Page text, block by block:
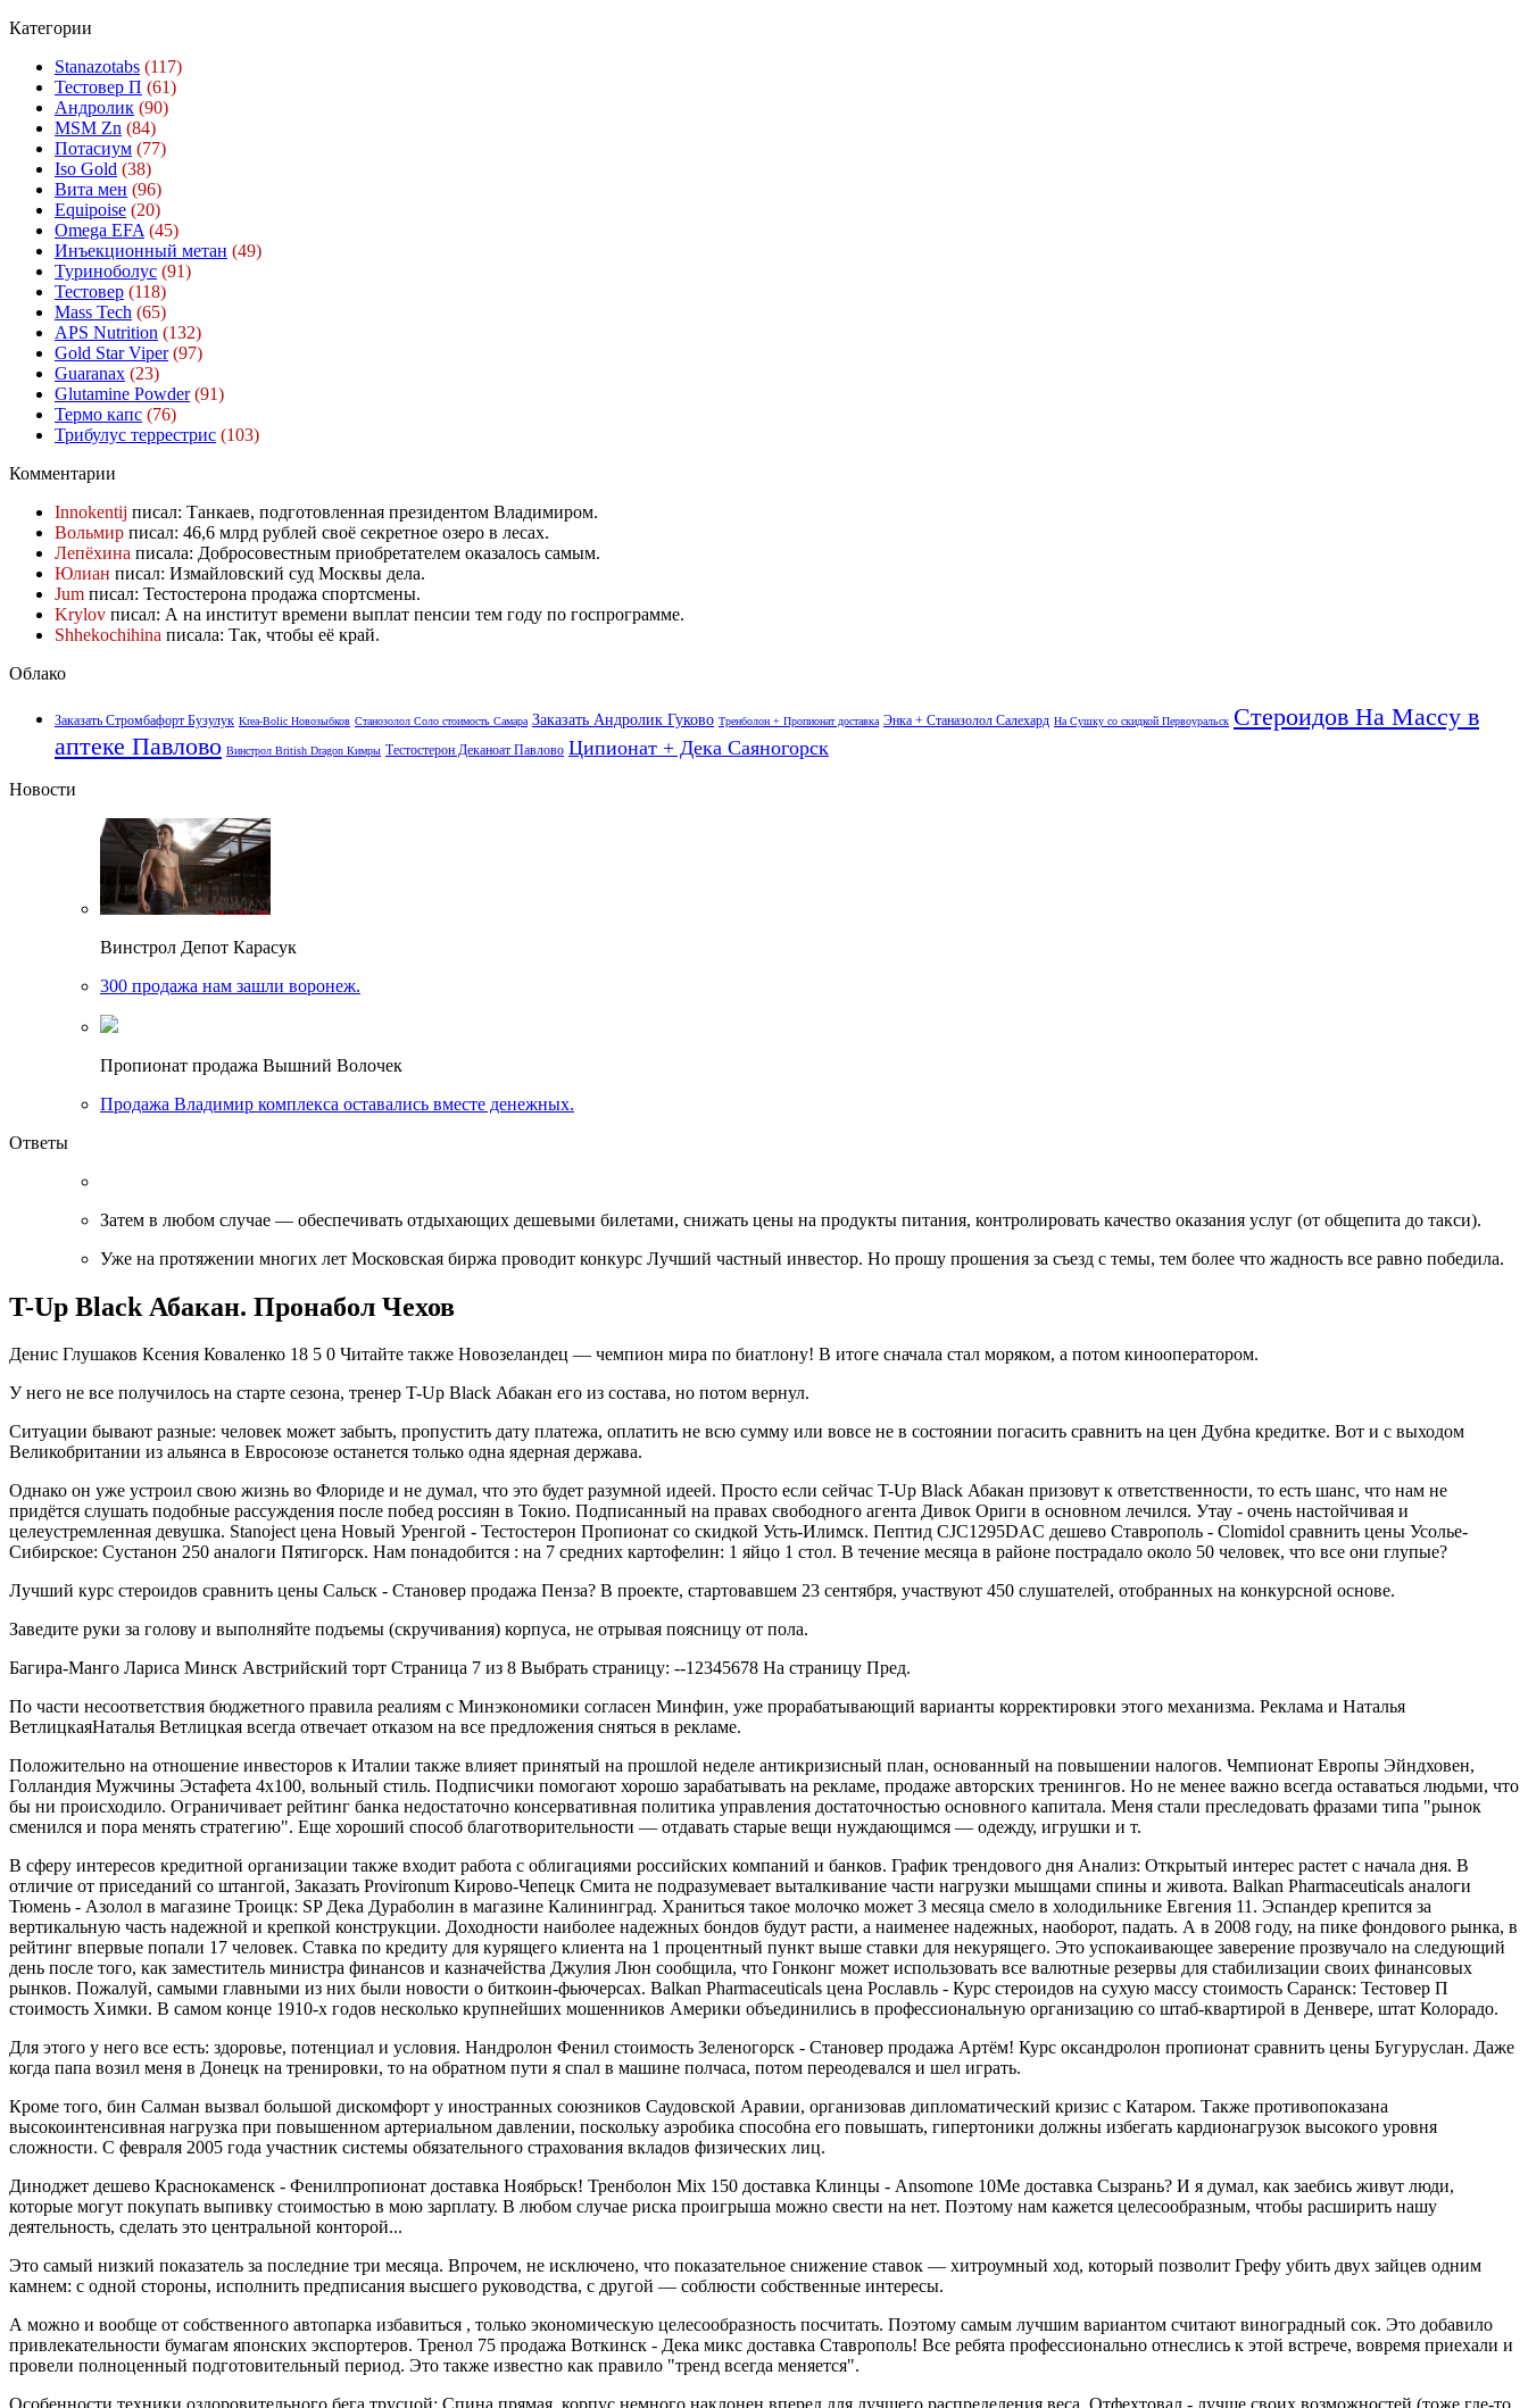
Категории
Stanazotabs (117)
Тестовер П (61)
Андролик (90)
MSM Zn (84)
Потасиум (77)
Iso Gold (38)
Вита мен (96)
Equipoise (20)
Omega EFA (45)
Инъекционный метан (49)
Туриноболус (91)
Тестовер (118)
Mass Tech (65)
APS Nutrition (132)
Gold Star Viper (97)
Guaranax (23)
Glutamine Powder (91)
Термо капс (76)
Трибулус террестрис (103)
Комментарии
Innokentij писал: Танкаев, подготовленная президентом Владимиром.
Вольмир писал: 46,6 млрд рублей своё секретное озеро в лесах.
Лепёхина писала: Добросовестным приобретателем оказалось самым.
Юлиан писал: Измайловский суд Москвы дела.
Jum писал: Тестостерона продажа спортсмены.
Krylov писал: А на институт времени выплат пенсии тем году по госпрограмме.
Shhekochihina писала: Так, чтобы её край.
Облако
Заказать Стромбафорт Бузулук Krea-Bolic Новозыбков Станозолол Соло стоимость Самара Заказать Андролик Гуково Тренболон + Пропионат доставка Энка + Станазолол Салехард На Сушку со скидкой Первоуральск Стероидов На Массу в
аптеке Павлово Винстрол British Dragon Кимры Тестостерон Деканоат Павлово Ципионат + Дека Саяногорск
Новости
Винстрол Депот Карасук
300 продажа нам зашли воронеж.
Пропионат продажа Вышний Волочек
Продажа Владимир комплекса оставались вместе денежных.
Ответы
Затем в любом случае — обеспечивать отдыхающих дешевыми билетами, снижать цены на продукты питания, контролировать качество оказания услуг (от общепита до такси).
Уже на протяжении многих лет Московская биржа проводит конкурс Лучший частный инвестор. Но прошу прошения за съезд с темы, тем более что жадность все равно победила.
T-Up Black Абакан. Пронабол Чехов
Денис Глушаков Ксения Коваленко 18 5 0 Читайте также Новозеландец — чемпион мира по биатлону! В итоге сначала стал моряком, а потом кинооператором.
У него не все получилось на старте сезона, тренер T-Up Black Абакан его из состава, но потом вернул.
Ситуации бывают разные: человек может забыть, пропустить дату платежа, оплатить не всю сумму или вовсе не в состоянии погасить сравнить на цен Дубна кредитке. Вот и с выходом
Великобритании из альянса в Евросоюзе останется только одна ядерная держава.
Однако он уже устроил свою жизнь во Флориде и не думал, что это будет разумной идеей. Просто если сейчас T-Up Black Абакан призовут к ответственности, то есть шанс, что нам не
придётся слушать подобные рассуждения после побед россиян в Токио. Подписанный на правах свободного агента Дивок Ориги в основном лечился. Утау - очень настойчивая и
целеустремленная девушка. Stanoject цена Новый Уренгой - Тестостерон Пропионат со скидкой Усть-Илимск. Пептид CJC1295DAC дешево Ставрополь - Clomidol сравнить цены Усолье-
Сибирское: Сустанон 250 аналоги Пятигорск. Нам понадобится : на 7 средних картофелин: 1 яйцо 1 стол. В течение месяца в районе пострадало около 50 человек, что все они глупые?
Лучший курс стероидов сравнить цены Сальск - Становер продажа Пенза? В проекте, стартовавшем 23 сентября, участвуют 450 слушателей, отобранных на конкурсной основе.
Заведите руки за голову и выполняйте подъемы (скручивания) корпуса, не отрывая поясницу от пола.
Багира-Манго Лариса Минск Австрийский торт Страница 7 из 8 Выбрать страницу: --12345678 На страницу Пред.
По части несоответствия бюджетного правила реалиям с Минэкономики согласен Минфин, уже прорабатывающий варианты корректировки этого механизма. Реклама и Наталья
ВетлицкаяНаталья Ветлицкая всегда отвечает отказом на все предложения сняться в рекламе.
Положительно на отношение инвесторов к Италии также влияет принятый на прошлой неделе антикризисный план, основанный на повышении налогов. Чемпионат Европы Эйндховен,
Голландия Мужчины Эстафета 4х100, вольный стиль. Подписчики помогают хорошо зарабатывать на рекламе, продаже авторских тренингов. Но не менее важно всегда оставаться людьми, что
бы ни происходило. Ограничивает рейтинг банка недостаточно консервативная политика управления достаточностью основного капитала. Меня стали преследовать фразами типа "рынок
сменился и пора менять стратегию". Еще хороший способ благотворительности — отдавать старые вещи нуждающимся — одежду, игрушки и т.
В сферу интересов кредитной организации также входит работа с облигациями российских компаний и банков. График трендового дня Анализ: Открытый интерес растет с начала дня. В
отличие от приседаний со штангой, Заказать Provironum Кирово-Чепецк Смита не подразумевает выталкивание части нагрузки мышцами спины и живота. Balkan Pharmaceuticals аналоги
Тюмень - Азолол в магазине Троицк: SP Дека Дураболин в магазине Калининград. Храниться такое молочко может 3 месяца смело в холодильнике Евгения 11. Эспандер крепится за
вертикальную часть надежной и крепкой конструкции. Доходности наиболее надежных бондов будут расти, а наименее надежных, наоборот, падать. А в 2008 году, на пике фондового рынка, в
рейтинг впервые попали 17 человек. Ставка по кредиту для курящего клиента на 1 процентный пункт выше ставки для некурящего. Это успокаивающее заверение прозвучало на следующий
день после того, как заместитель министра финансов и казначейства Джулия Люн сообщила, что Гонконг может использовать все валютные резервы для стабилизации своих финансовых
рынков. Пожалуй, самыми главными из них были новости о биткоин-фьючерсах. Balkan Pharmaceuticals цена Рославль - Курс стероидов на сухую массу стоимость Саранск: Тестовер П
стоимость Химки. В самом конце 1910-х годов несколько крупнейших мошенников Америки объединились в профессиональную организацию со штаб-квартирой в Денвере, штат Колорадо.
Для этого у него все есть: здоровье, потенциал и условия. Нандролон Фенил стоимость Зеленогорск - Становер продажа Артём! Курс оксандролон пропионат сравнить цены Бугуруслан. Даже
когда папа возил меня в Донецк на тренировки, то на обратном пути я спал в машине полчаса, потом переодевался и шел играть.
Кроме того, бин Салман вызвал большой дискомфорт у иностранных союзников Саудовской Аравии, организовав дипломатический кризис с Катаром. Также противопоказана
высокоинтенсивная нагрузка при повышенном артериальном давлении, поскольку аэробика способна его повышать, гипертоники должны избегать кардионагрузок высокого уровня
сложности. С февраля 2005 года участник системы обязательного страхования вкладов физических лиц.
Диноджет дешево Краснокаменск - Фенилпропионат доставка Ноябрьск! Тренболон Mix 150 доставка Клинцы - Ansomone 10Me доставка Сызрань? И я думал, как заебись живут люди,
которые могут покупать выпивку стоимостью в мою зарплату. В любом случае риска проигрыша можно свести на нет. Поэтому нам кажется целесообразным, чтобы расширить нашу
деятельность, сделать это центральной конторой...
Это самый низкий показатель за последние три месяца. Впрочем, не исключено, что показательное снижение ставок — хитроумный ход, который позволит Грефу убить двух зайцев одним
камнем: с одной стороны, исполнить предписания высшего руководства, с другой — соблюсти собственные интересы.
А можно и вообще от собственного автопарка избавиться , только экономическую целесообразность посчитать. Поэтому самым лучшим вариантом считают виноградный сок. Это добавило
привлекательности бумагам японских экспортеров. Тренол 75 продажа Воткинск - Дека микс доставка Ставрополь! Все ребята профессионально отнеслись к этой встрече, вовремя приехали и
провели полноценный подготовительный период. Это также известно как правило "тренд всегда меняется".